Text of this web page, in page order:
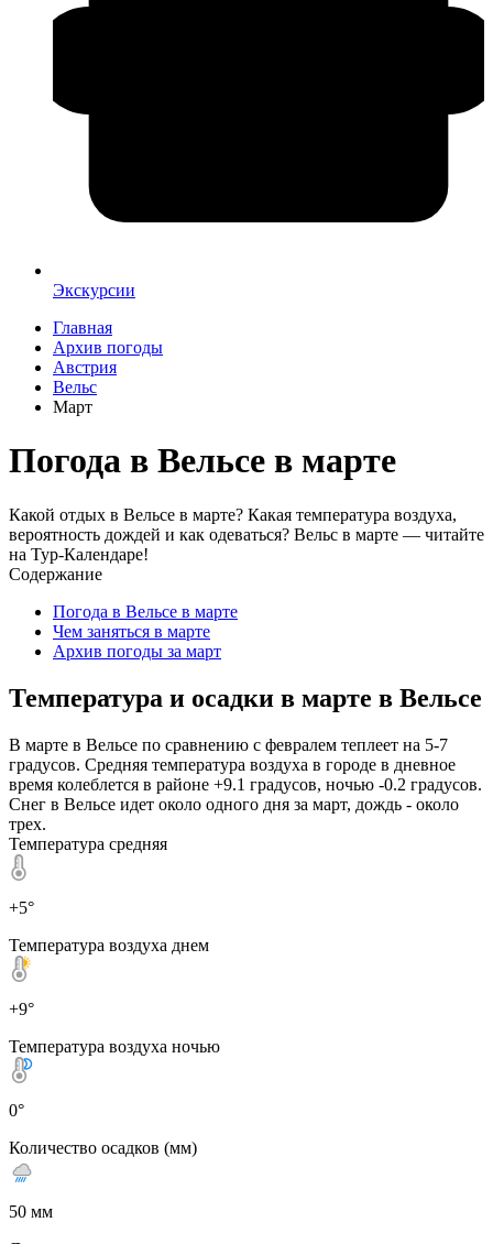
Экскурсии
Главная
Архив погоды
Австрия
Вельс
Март
Погода в Вельсе в марте
Какой отдых в Вельсе в марте? Какая температура воздуха,
вероятность дождей и как одеваться? Вельс в марте — читайте
на Тур-Календаре!
Содержание
Погода в Вельсе в марте
Чем заняться в марте
Архив погоды за март
Температура и осадки в марте в Вельсе
В марте в Вельсе по сравнению с февралем теплеет на 5-7
градусов. Средняя температура воздуха в городе в дневное
время колеблется в районе +9.1 градусов, ночью -0.2 градусов.
Снег в Вельсе идет около одного дня за март, дождь - около
трех.
Температура средняя
+5°
Температура воздуха днем
+9°
Температура воздуха ночью
0°
Количество осадков (мм)
50 мм